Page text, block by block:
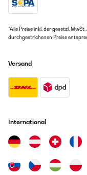
*Alle Preise inkl. der gesetzl.
durchgestrichenen Preise
Versand
International